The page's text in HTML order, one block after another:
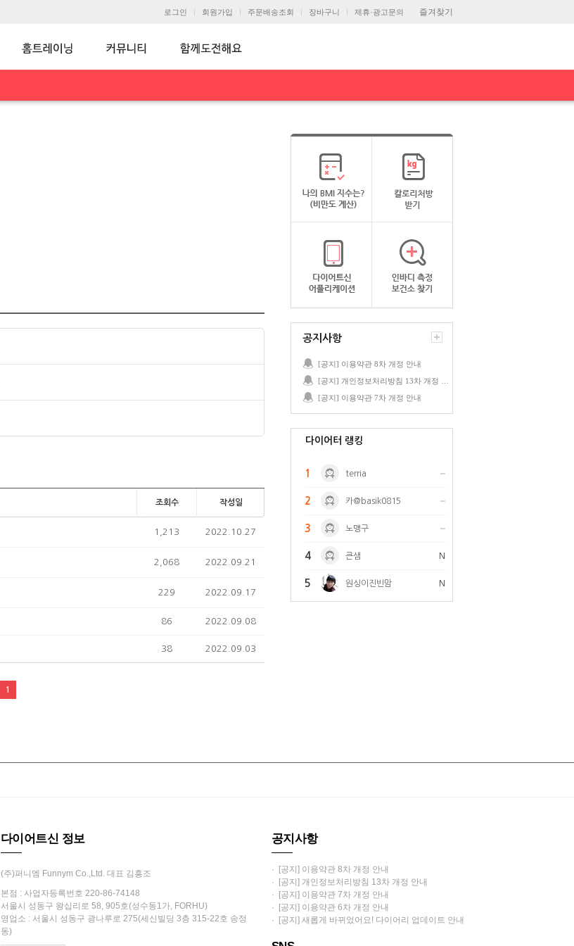
즐겨찾기
로그인 회원가입 주문배송조회 장바구니 제휴·광고문의
조회수 작성일
1,213 2022.10.27
2,068 2022.09.21
229 2022.09.17
86 2022.09.08
38 2022.09.03
1
공지사항
[공지] 이용약관 8차 개정 안내
[공지] 이용약관 7차 개정 안내
다이어터 랭킹
1 terria
2 카@basik0815
3 노맹구
4 큰샘 N
5 원싱이진빈맘 N
다이어트신 정보
(주)퍼니엠 Funnym Co.,Ltd. 대표 김흥조
본점 : 사업자등록번호 220-86-74148
서울시 성동구 왕십리로 58, 905호(성수동1가, FORHU)
영업소 : 서울시 성동구 광나루로 275(세신빌딩 3층 315-22호 송정
동)
공지사항
· [공지] 이용약관 8차 개정 안내
· [공지] 개인정보처리방침 13차 개정 안내
· [공지] 이용약관 7차 개정 안내
· [공지] 이용약관 6차 개정 안내
· [공지] 새롭게 바뀌었어요! 다이어리 업데이트 안내